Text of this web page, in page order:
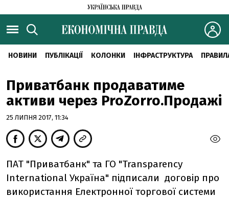
НОВИНИ ПУБЛІКАЦІЇ КОЛОНКИ ІНФРАСТРУКТУРА
Приватбанк продаватиме
активи через ProZorro.Продажі
25 ЛИПНЯ 2017, 11:34
ПАТ "Приватбанк" та ГО "Transparency
International Україна" підписали договір про
використання Електронної торгової системи